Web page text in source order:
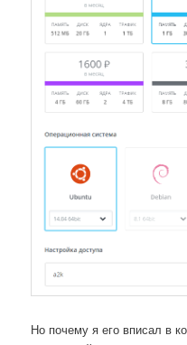
Но почему я его вписал в